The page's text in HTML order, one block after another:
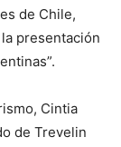
de Chile,
presentación
Cintia
de Trevelin